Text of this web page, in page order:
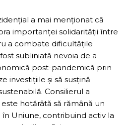
a mai menționat că
importanței solidarității între
a combate dificultățile
subliniată nevoia de a
post-pandemică prin
investițiile și să susțină
Consilierul a
hotărâtă să rămână un
Uniune, contribuind activ la